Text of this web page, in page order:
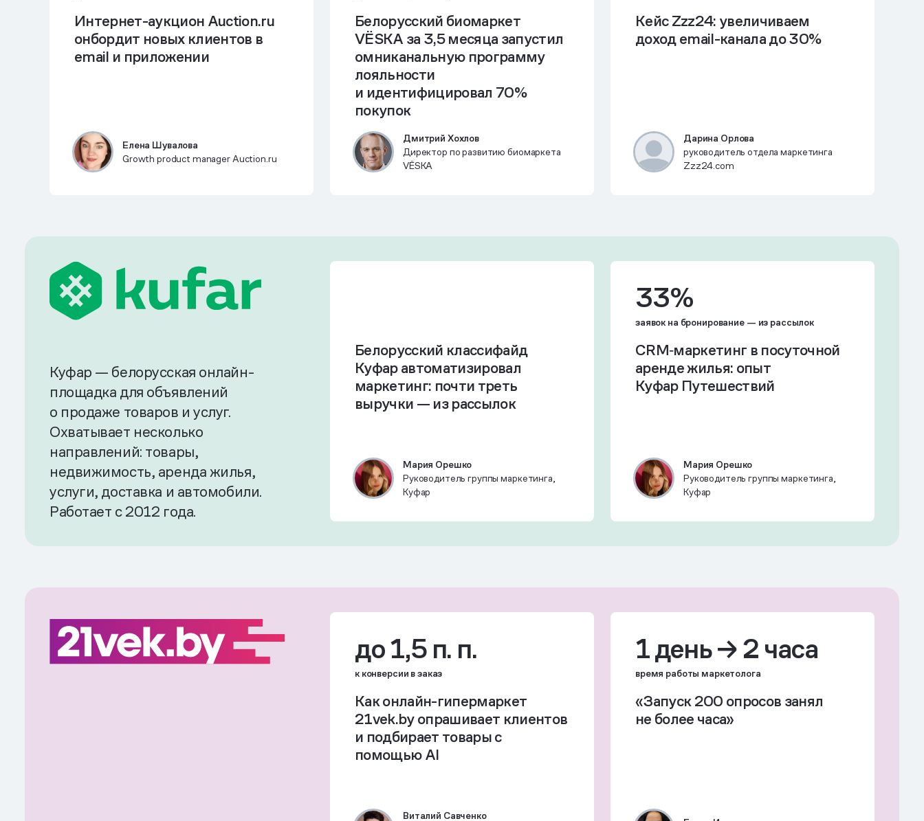
Интернет-аукцион Auction.ru
онбордит новых клиентов в
email и приложении
Елена Шувалова
Growth product manager Auction.ru
Белорусский биомаркет
VЁSKA за 3,5 месяца запустил
омниканальную программу
лояльности
и идентифицировал 70%
покупок
Дмитрий Хохлов
Директор по развитию биомаркета
VЁSKA
Кейс Zzz24: увеличиваем
доход email-канала до 30%
Дарина Орлова
руководитель отдела маркетинга
Zzz24.com
Куфар — белорусская онлайн-
площадка для объявлений
о продаже товаров и услуг.
Охватывает несколько
направлений: товары,
недвижимость, аренда жилья,
услуги, доставка и автомобили.
Работает с 2012 года.
Белорусский классифайд
Куфар автоматизировал
маркетинг: почти треть
выручки — из рассылок
Мария Орешко
Руководитель группы маркетинга,
Куфар
33%
заявок на бронирование — из рассылок
CRМ‑маркетинг в посуточной
аренде жилья: опыт
Куфар Путешествий
Мария Орешко
Руководитель группы маркетинга,
Куфар
до 1,5 п. п.
к конверсии в заказ
Как онлайн-гипермаркет
21vek.by опрашивает клиентов
и подбирает товары с
помощью AI
Виталий Савченко
1 день → 2 часа
время работы маркетолога
«Запуск 200 опросов занял
не более часа»